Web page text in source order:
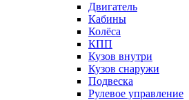
Двигатель
Кабины
Колёса
КПП
Кузов внутри
Кузов снаружи
Подвеска
Рулевое управление